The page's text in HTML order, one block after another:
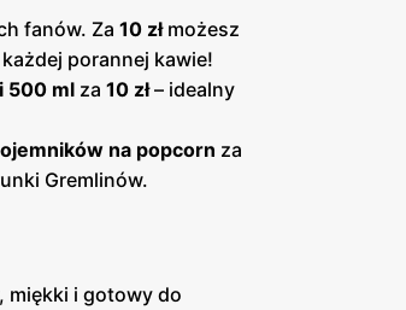
fanów. Za 10 złmożesz
porannej kawie!
500 ml za 10 zł– idealny
na popcorn za
Gremlinów.
miękki i gotowy do